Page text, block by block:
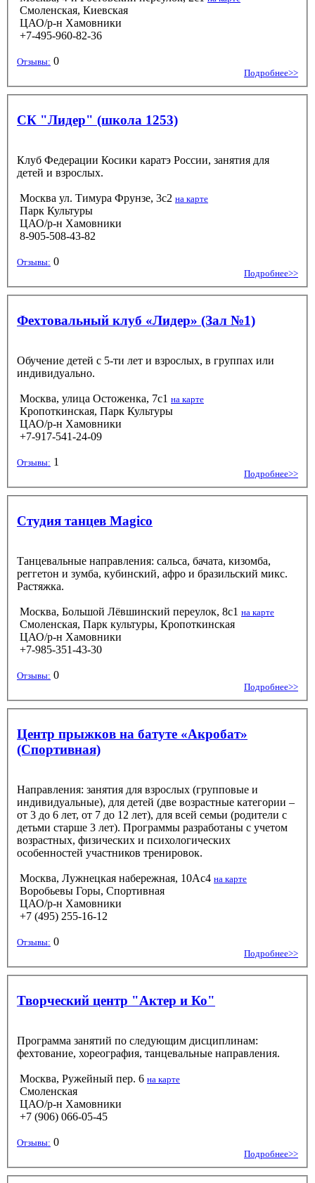
Смоленская, Киевская
ЦАО/р-н Хамовники
+7-495-960-82-36
Отзывы: 0
Подробнее>>
СК "Лидер" (школа 1253)
Клуб Федерации Косики каратэ России, занятия для
детей и взрослых.
Москва ул. Тимура Фрунзе, 3с2 на карте
Парк Культуры
ЦАО/р-н Хамовники
8-905-508-43-82
Отзывы: 0
Подробнее>>
Фехтовальный клуб «Лидер» (Зал №1)
Обучение детей с 5-ти лет и взрослых, в группах или
индивидуально.
Москва, улица Остоженка, 7с1 на карте
Кропоткинская, Парк Культуры
ЦАО/р-н Хамовники
+7-917-541-24-09
Отзывы: 1
Подробнее>>
Студия танцев Magico
Танцевальные направления: сальса, бачата, кизомба,
реггетон и зумба, кубинский, афро и бразильский микс.
Растяжка.
Москва, Большой Лёвшинский переулок, 8с1 на карте
Смоленская, Парк культуры, Кропоткинская
ЦАО/р-н Хамовники
+7-985-351-43-30
Отзывы: 0
Подробнее>>
Центр прыжков на батуте «Акробат»
(Спортивная)
Направления: занятия для взрослых (групповые и
индивидуальные), для детей (две возрастные категории –
от 3 до 6 лет, от 7 до 12 лет), для всей семьи (родители с
детьми старше 3 лет). Программы разработаны с учетом
возрастных, физических и психологических
особенностей участников тренировок.
Москва, Лужнецкая набережная, 10Ас4 на карте
Воробьевы Горы, Спортивная
ЦАО/р-н Хамовники
+7 (495) 255-16-12
Отзывы: 0
Подробнее>>
Творческий центр "Актер и Ко"
Программа занятий по следующим дисциплинам:
фехтование, хореография, танцевальные направления.
Москва, Ружейный пер. 6 на карте
Смоленская
ЦАО/р-н Хамовники
+7 (906) 066-05-45
Отзывы: 0
Подробнее>>